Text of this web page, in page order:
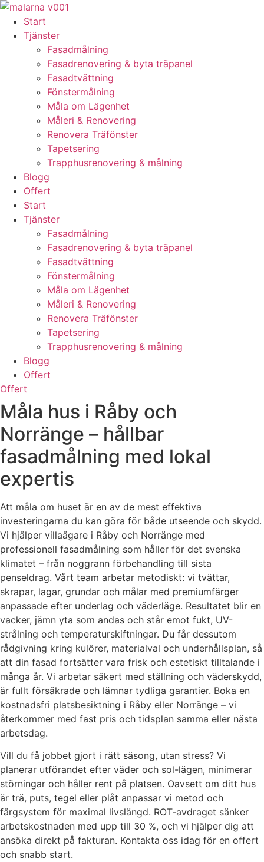
Skip
content
Start
Tjänster
Fasadmålning
Fasadrenovering & byta träpanel
Fasadtvättning
Fönstermålning
Måla om Lägenhet
Måleri & Renovering
Renovera Träfönster
Tapetsering
Trapphusrenovering & målning
Blogg
Offert
Start
Tjänster
Fasadmålning
Fasadrenovering & byta träpanel
Fasadtvättning
Fönstermålning
Måla om Lägenhet
Måleri & Renovering
Renovera Träfönster
Tapetsering
Trapphusrenovering & målning
Blogg
Offert
Offert
Måla hus i Råby och
Norränge – hållbar
fasadmålning med lokal
expertis
Att måla om huset är en av de mest effektiva
investeringarna du kan göra för både utseende och skydd.
Vi hjälper villaägare i Råby och Norränge med
professionell fasadmålning som håller för det svenska
klimatet – från noggrann förbehandling till sista
penseldrag. Vårt team arbetar metodiskt: vi tvättar,
skrapar, lagar, grundar och målar med premiumfärger
anpassade efter underlag och väderläge. Resultatet blir en
vacker, jämn yta som andas och står emot fukt, UV-
strålning och temperaturskiftningar. Du får dessutom
rådgivning kring kulörer, materialval och underhållsplan, så
att din fasad fortsätter vara frisk och estetiskt tilltalande i
många år. Vi arbetar säkert med ställning och väderskydd,
är fullt försäkrade och lämnar tydliga garantier. Boka en
kostnadsfri platsbesiktning i Råby eller Norränge – vi
återkommer med fast pris och tidsplan samma eller nästa
arbetsdag.
Vill du få jobbet gjort i rätt säsong, utan stress? Vi
planerar utförandet efter väder och sol-lägen, minimerar
störningar och håller rent på platsen. Oavsett om ditt hus
är trä, puts, tegel eller plåt anpassar vi metod och
färgsystem för maximal livslängd. ROT-avdraget sänker
arbetskostnaden med upp till 30 %, och vi hjälper dig att
ansöka direkt på fakturan. Kontakta oss idag för en offert
och snabb start.